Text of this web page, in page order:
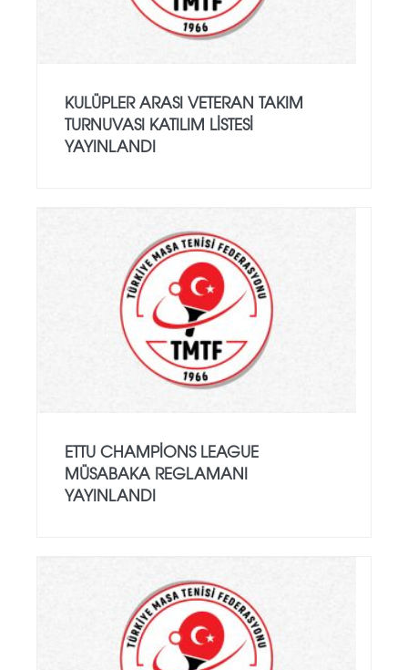
KULÜPLER ARASI VETERAN TAKIM
TURNUVASI KATILIM LISTESI
YAYINLANDI
ETTU CHAMPIONS LEAGUE
MÜSABAKA REGLAMANI
YAYINLANDI